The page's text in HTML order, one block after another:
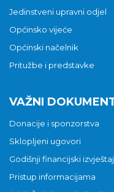
Jedinstveni upravni odjel
Općinsko vijeće
Općinski načelnik
Pritužbe i predstavke
VAŽNI
Donacije i sponzorstva
Sklopljeni ugovori
Godišnji financijski
Pristup informacijama